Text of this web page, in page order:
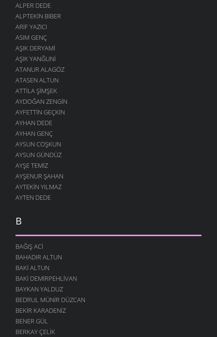
ALPER DEDE
ALPTEKIN BIBER
ARIF YAZICI
ASIM GENÇ
AŞIK DERYAMI
AŞIK YANĞUNI
ATANUR ALAGÖZ
ATASEN ALTUN
ATTILA ŞIMŞEK
AYDOĞAN ZENGIN
AYFETTIN GEÇKIN
AYHAN DEDE
AYHAN GENÇ
AYSUN COŞKUN
AYSUN GÜNDÜZ
AYŞE TEMIZ
AYŞENUR ŞAHAN
AYTEKIN YILMAZ
AYTEN DEDE
B
BAĞIŞ ACI
BAHADIR ALTUN
BAKI ALTUN
BAKI DEMIRPEHLIVAN
BAYKAN YALDUZ
BEDRUL MÜNIR DÜZCAN
BEKIR KARADENIZ
BENER GÜL
BERKAY ÇELIK